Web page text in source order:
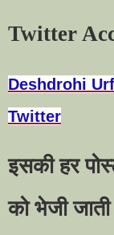
Twitter
Deshdrohi
Twitter
इसकी हर
को भेजी